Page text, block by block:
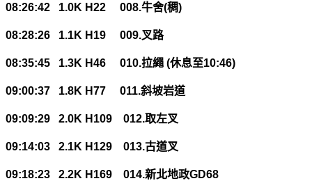
08:26:42 1.0K H22 008.牛舍(稠)
08:28:26 1.1K H19 009.叉路
08:35:45 1.3K H46 010.拉繩 (休息至10:46)
09:00:37 1.8K H77 011.斜坡岩道
09:09:29 2.0K H109 012.取左叉
09:14:03 2.1K H129 013.古道叉
09:18:23 2.2K H169 014.新北地政GD68